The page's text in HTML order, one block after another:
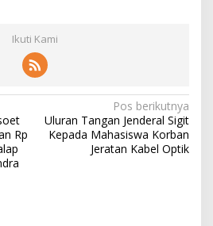
Ikuti Kami
Rp
Pos berikutnya
Uluran Tangan Jenderal Sigit
Kepada Mahasiswa Korban
Jeratan Kabel Optik